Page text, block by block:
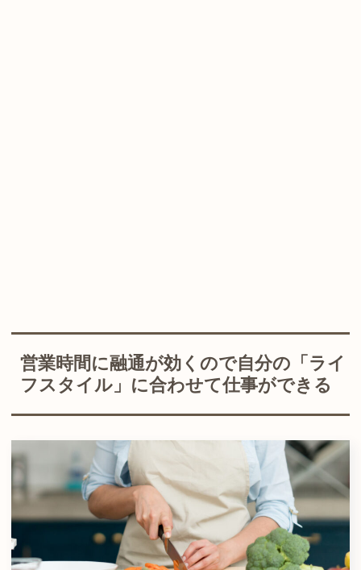
営業時間に融通が効くので自分の「ライ
フスタイル」に合わせて仕事ができる